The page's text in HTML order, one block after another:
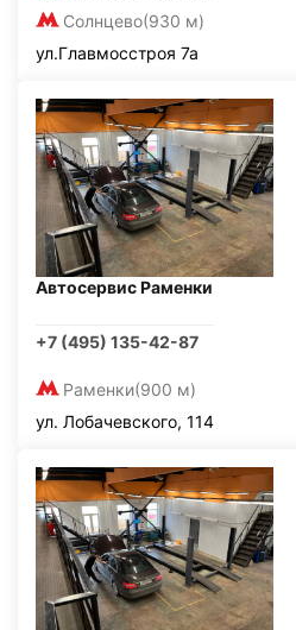
Солнцево(930 м)
ул.Главмосстроя 7а
Автосервис Раменки
+7 (495) 135-42-87
Раменки(900 м)
ул. Лобачевского, 114